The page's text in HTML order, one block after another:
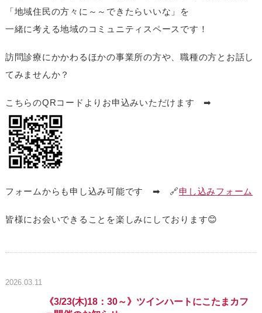
「地域住民の方々に～～できたらいいな」を
一緒に考える地域のコミュニティスペースです！
訪問診療にかかわるほかの事業所の方や、職種の方とお話し
てみませんか？
こちらのQRコードよりお申込みいただけます ➡
フォームからも申し込み可能です ➡ 🔗申し込みフォーム
皆様にお会いできることを楽しみにしております😊
2026.03.11
《3/23(木)18：30～》ツインハートにこたまカフ